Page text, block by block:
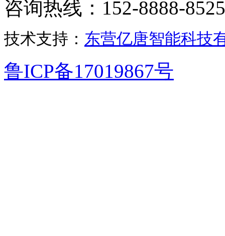
咨询热线：152-8888-8525
技术支持： 东营亿唐智能科技
鲁ICP备17019867号